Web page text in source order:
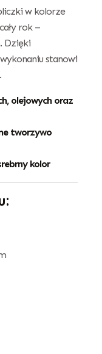
w kolorze
rok –
Dzięki
stanowi
olejowych oraz
tworzywo
kolor